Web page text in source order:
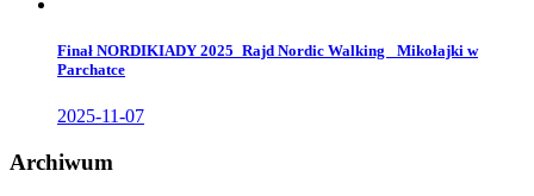
Finał NORDIKIADY 2025_Rajd Nordic Walking _Mikołajki w
Parchatce
2025-11-07
Archiwum